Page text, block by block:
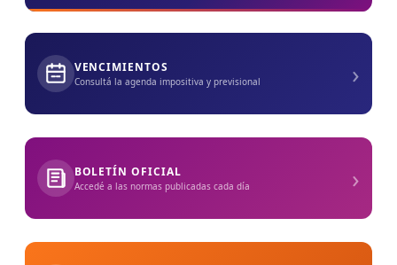
VENCIMIENTOS
Consultá la agenda impositiva y previsional ›
BOLETÍN OFICIAL
Accedé a las normas publicadas cada día ›